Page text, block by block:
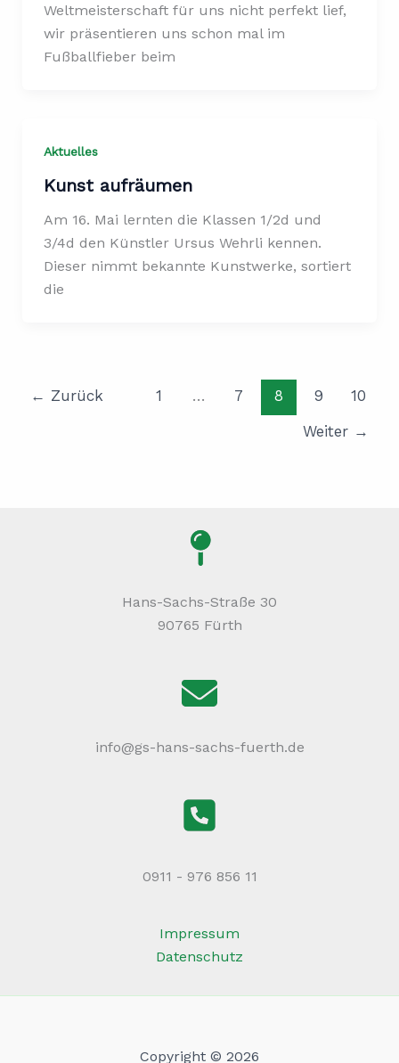
Weltmeisterschaft für uns nicht perfekt lief,
wir präsentieren uns schon mal im
Fußballfieber beim
Aktuelles
Kunst aufräumen
Am 16. Mai lernten die Klassen 1/2d und
3/4d den Künstler Ursus Wehrli kennen.
Dieser nimmt bekannte Kunstwerke, sortiert
die
← Zurück 1 … 7 8 9
10
Weiter →
Hans-Sachs-Straße 30
90765 Fürth
info@gs-hans-sachs-fuerth.de
0911 - 976 856 11
Impressum
Datenschutz
Copyright © 2026